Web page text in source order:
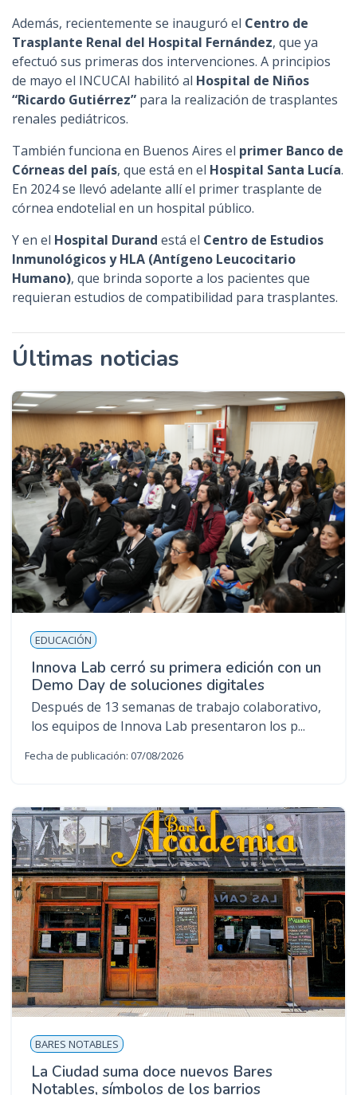
Además, recientemente se inauguró el Centro de
Trasplante Renal del Hospital Fernández, que ya
efectuó sus primeras dos intervenciones. A principios
de mayo el INCUCAI habilitó al Hospital de Niños
“Ricardo Gutiérrez” para la realización de trasplantes
renales pediátricos.
También funciona en Buenos Aires el primer Banco de
Córneas del país, que está en el Hospital Santa Lucía.
En 2024 se llevó adelante allí el primer trasplante de
córnea endotelial en un hospital público.
Y en el Hospital Durand está el Centro de Estudios
Inmunológicos y HLA (Antígeno Leucocitario
Humano), que brinda soporte a los pacientes que
requieran estudios de compatibilidad para trasplantes.
Últimas noticias
EDUCACIÓN
Innova Lab cerró su primera edición con un
Demo Day de soluciones digitales
Después de 13 semanas de trabajo colaborativo,
los equipos de Innova Lab presentaron los p...
Fecha de publicación: 07/08/2026
BARES NOTABLES
La Ciudad suma doce nuevos Bares
Notables, símbolos de los barrios